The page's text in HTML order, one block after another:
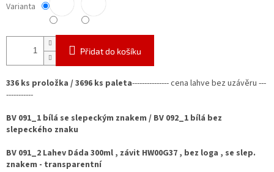
Varianta
Přidat do košíku
336 ks proložka / 3696 ks paleta---------------cena lahve bez uzávěru ---
-----------
BV 091_1 bílá se slepeckým znakem / BV 092_1 bílá bez
slepeckého znaku
BV 091_2 Lahev Dáda 300ml , závit HW00G37 , bez loga , se slep.
znakem - transparentní